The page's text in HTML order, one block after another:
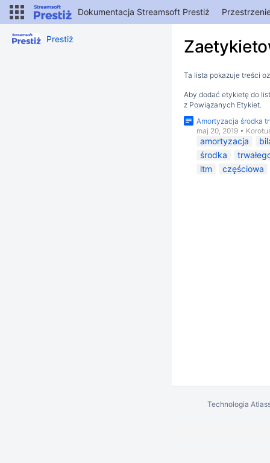
Dokumentacja Streamsoft Prestiż
Prestiż
Ta lista pokazuje treści
Aby dodać etykietę do
z Powiązanych Etykiet.
Amortyzacja środka
maj 20, 2019 •
amortyzacja
środka
ltm
częściowa
Technologia